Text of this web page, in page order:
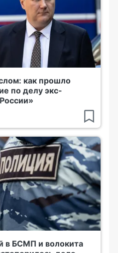
как прошло
по делу экс-
в БСМП и волокита